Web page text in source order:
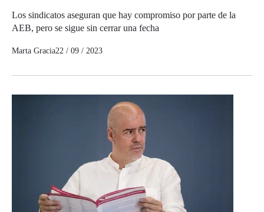
Los sindicatos aseguran que hay compromiso por parte de la
AEB, pero se sigue sin cerrar una fecha
Marta Gracia22 / 09 / 2023